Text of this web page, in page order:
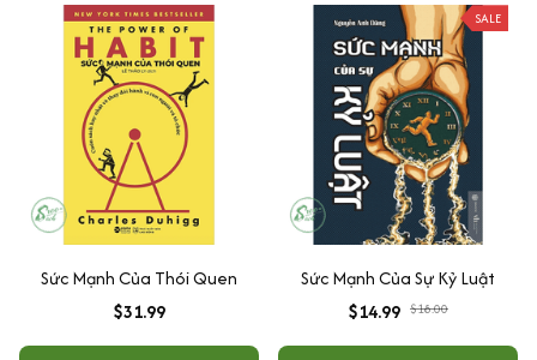
Sức Mạnh Của Thói Quen
$31.99
SALE
Sức Mạnh Của Sự Kỷ Luật
$14.99 $18.00